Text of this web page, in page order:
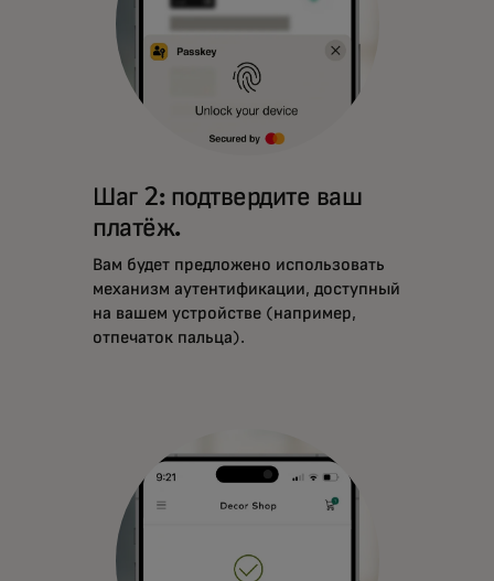
Шаг 2: подтвердите ваш
платёж.
Вам будет предложено использовать
механизм аутентификации, доступный
на вашем устройстве (например,
отпечаток пальца).